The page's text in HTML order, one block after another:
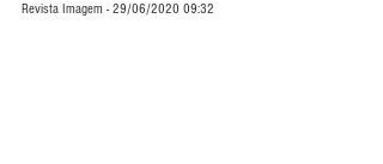
Revista Imagem - 29/06/2020 09:32